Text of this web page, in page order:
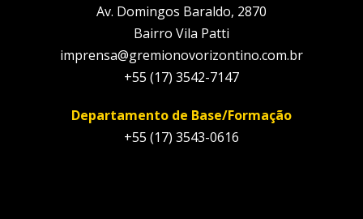
Av. Domingos Baraldo, 2870
Bairro Vila Patti
imprensa@gremionovorizontino.com.br
+55 (17) 3542-7147
Departamento de Base/Formação
+55 (17) 3543-0616